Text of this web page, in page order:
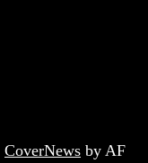
CoverNews by AF